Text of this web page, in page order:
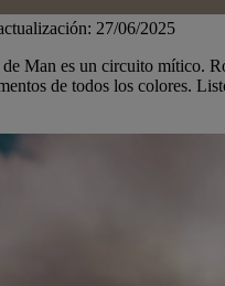
27/06/2025
Man es un circuito mítico.
de todos los colores.